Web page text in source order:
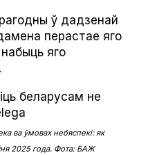
ў дадзенай
перастае яго
яго
ва ўмовах небяспекі: як
2025 года. Фота: БАЖ